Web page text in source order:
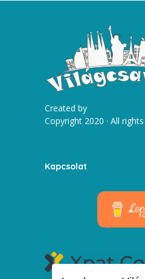
Created by
Copyright 2020 · All
Kapcsolat